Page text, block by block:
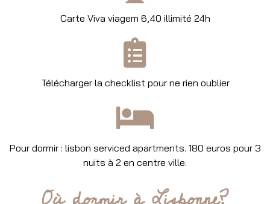
Carte Viva viagem 6,40 illimité 24h
Télécharger la checklist pour ne rien oublier
Pour dormir : lisbon serviced apartments. 180 euros pour 3
nuits à 2 en centre ville.